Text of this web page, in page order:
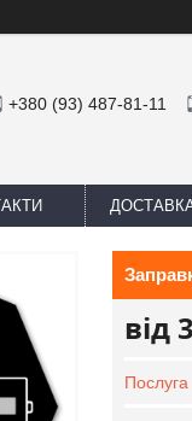
+380 (93) 487-81-11
від
Послуга